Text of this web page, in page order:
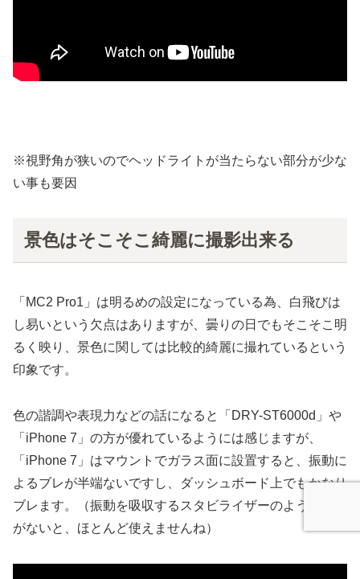
※視野角が狭いのでヘッドライトが当たらない部分が少な
い事も要因
景色はそこそこ綺麗に撮影出来る
「MC2 Pro1」は明るめの設定になっている為、白飛びは
し易いという欠点はありますが、曇りの日でもそこそこ明
るく映り、景色に関しては比較的綺麗に撮れているという
印象です。
色の諧調や表現力などの話になると「DRY-ST6000d」や
「iPhone 7」の方が優れているようには感じますが、
「iPhone 7」はマウントでガラス面に設置すると、振動に
よるブレが半端ないですし、ダッシュボード上でもかなり
ブレます。（振動を吸収するスタビライザーのようなもの
がないと、ほとんど使えませんね）